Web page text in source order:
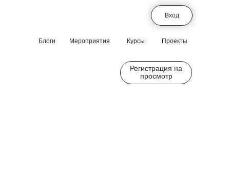
Курсы
Мероприятия Проекты
Блоги
Вход
Регистрация на
просмотр